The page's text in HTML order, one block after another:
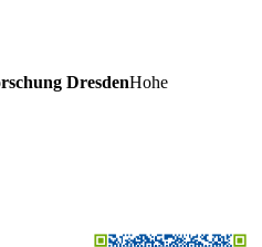
DresdenHohe